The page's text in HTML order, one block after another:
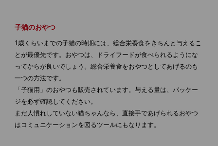
子猫のおやつ
1歳くらいまでの子猫の時期には、総合栄養食をきちんと与えるこ
とが最優先です。おやつは、ドライフードが食べられるようにな
ってからが良いでしょう。総合栄養食をおやつとしてあげるのも
一つの方法です。
「子猫用」のおやつも販売されています。与える量は、パッケー
ジを必ず確認してください。
まだ人慣れしていない猫ちゃんなら、直接手であげられるおやつ
はコミュニケーションを図るツールにもなります。